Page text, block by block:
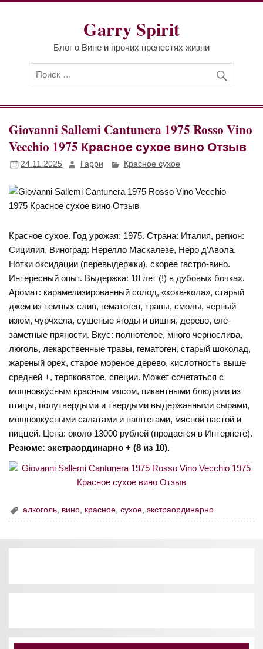
Перейти
Garry Spirit
Блог о Вине и прочих прелестях жизни
Giovanni Sallemi Cantunera 1975 Rosso Vino
Vecchio 1975 Красное сухое вино Отзыв
24.11.2025 Гарри Красное сухое
Красное сухое. Год урожая: 1975. Страна: Италия, регион:
Сицилия. Виноград: Нерелло Маскалезе, Неро д’Авола.
Нотки оксидации (перевыдержки), скорее гастро-вино.
Интересный опыт. Выдержка: 18 лет (!) в дубовых бочках.
Аромат: карамелизированный солод, «кока-кола», старый
джем из темных слив, гематоген, травы, смолы, черный
изюм, чурчхела, сушеные ягоды и вишня, дерево, еле-
заметные пряности. Вкус: полнотелое, много чернослива,
люголь, лекарственные травы, гематоген, старый шоколад,
жареный орех, старое мореное дерево, кислотность выше
средней +, терпковатое, специи. Может сочетаться с
мощновкусным красным мясом, пикантными блюдами из
птицы, полутвердыми и твердыми выдержанными сырами,
мощновкусными салатами и паштетами, мясной пастой и
пиццей. Цена: около 13000 рублей (продается в Интернете).
Резюме: экстраординарно + (8 из 10).
алкоголь, вино, красное,сухое,экстраординарно